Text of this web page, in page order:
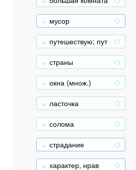
, гостиная
мусор +
путешествую; пут
ешествуешь; путе
шествует (муж.)
+
страны +
окна (множ.) +
ласточка +
солома +
страдание +
характер, нрав +